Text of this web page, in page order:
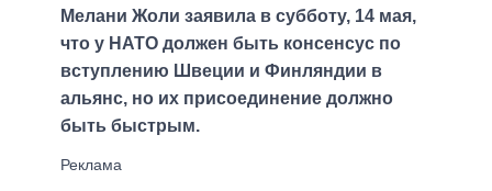
Мелани Жоли заявила в субботу, 14 мая,
что у НАТО должен быть консенсус по
вступлению Швеции и Финляндии в
альянс, но их присоединение должно
быть быстрым.